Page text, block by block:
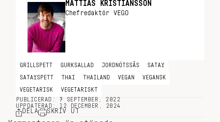
MATTIAS KRISTIANSSON
Chefredaktör VEGO
GRILLSPETT GURKSALLAD JORDNÖTSSÅS SATAY
SATAYSPETT THAI THAILAND VEGAN VEGANSK
VEGETARISK
VEGETARISKT
PUBLICERAD: 7 SEPTEMBER, 2022
UPPDATERAD: 12 DECEMBER, 2024
DELA SKRIV UT